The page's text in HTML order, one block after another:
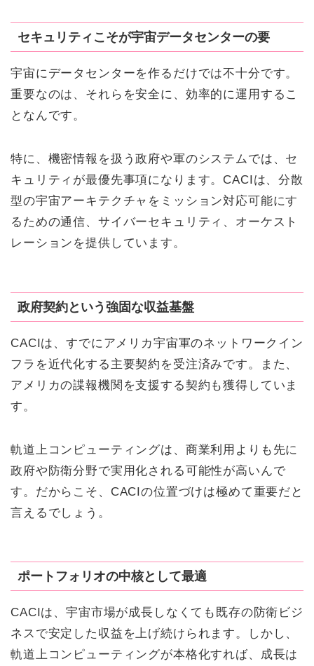
セキュリティこそが宇宙データセンターの要
宇宙にデータセンターを作るだけでは不十分です。
重要なのは、それらを安全に、効率的に運用するこ
となんです。
特に、機密情報を扱う政府や軍のシステムでは、セ
キュリティが最優先事項になります。CACIは、分散
型の宇宙アーキテクチャをミッション対応可能にす
るための通信、サイバーセキュリティ、オーケスト
レーションを提供しています。
政府契約という強固な収益基盤
CACIは、すでにアメリカ宇宙軍のネットワークイン
フラを近代化する主要契約を受注済みです。また、
アメリカの諜報機関を支援する契約も獲得していま
す。
軌道上コンピューティングは、商業利用よりも先に
政府や防衛分野で実用化される可能性が高いんで
す。だからこそ、CACIの位置づけは極めて重要だと
言えるでしょう。
ポートフォリオの中核として最適
CACIは、宇宙市場が成長しなくても既存の防衛ビジ
ネスで安定した収益を上げ続けられます。しかし、
軌道上コンピューティングが本格化すれば、成長は